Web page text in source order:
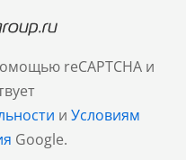
reCAPTCHA и
и Условиям
Google.